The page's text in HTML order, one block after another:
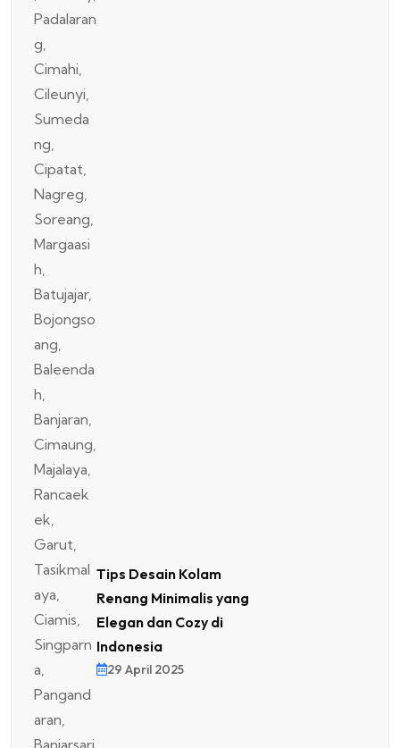
Tips Desain Kolam
Renang Minimalis yang
Elegan dan Cozy di
Indonesia
29 April 2025